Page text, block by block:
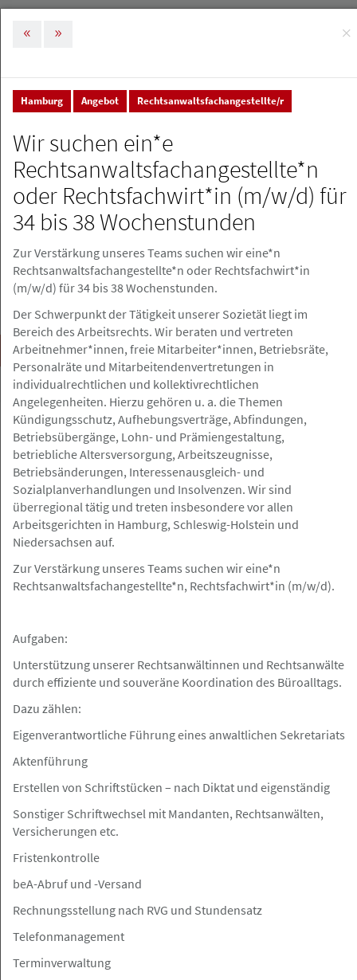
Stellenmarkt & Anzeigen Stellenanzeigen
Stellenanzeigen
Stellenanzeige erstellen
Suchen
bundesweit Gesuch
07.08.2026
Juristische Fallbearbeitung/Zuarbeit
für Rechtsanwälte
07.08.2026
außergerichtliche Schadenregulierung
im Bereich Sachversicherung /
Regressbearbeitung
Rechtsanwälte Johannsen PartG mbB
Verkehrsrecht
Rechtsanwälte Johannsen PartG mbB
×
Hamburg Angebot Rechtsanwaltsfachangestellte/r
Wir suchen ein*e
Rechtsanwaltsfachangestellte*n
oder Rechtsfachwirt*in (m/w/d) für
34 bis 38 Wochenstunden
Zur Verstärkung unseres Teams suchen wir eine*n
Rechtsanwaltsfachangestellte*n oder Rechtsfachwirt*in
(m/w/d) für 34 bis 38 Wochenstunden.
Der Schwerpunkt der Tätigkeit unserer Sozietät liegt im
Bereich des Arbeitsrechts. Wir beraten und vertreten
Arbeitnehmer*innen, freie Mitarbeiter*innen, Betriebsräte,
Personalräte und Mitarbeitendenvertretungen in
individualrechtlichen und kollektivrechtlichen
Angelegenheiten. Hierzu gehören u. a. die Themen
Kündigungsschutz, Aufhebungsverträge, Abfindungen,
Betriebsübergänge, Lohn- und Prämiengestaltung,
betriebliche Altersversorgung, Arbeitszeugnisse,
Betriebsänderungen, Interessenausgleich- und
Sozialplanverhandlungen und Insolvenzen. Wir sind
überregional tätig und treten insbesondere vor allen
Arbeitsgerichten in Hamburg, Schleswig-Holstein und
Niedersachsen auf.
Zur Verstärkung unseres Teams suchen wir eine*n
Rechtsanwaltsfachangestellte*n, Rechtsfachwirt*in (m/w/d).
Aufgaben:
Unterstützung unserer Rechtsanwältinnen und Rechtsanwälte
durch effiziente und souveräne Koordination des Büroalltags.
Dazu zählen:
Eigenverantwortliche Führung eines anwaltlichen Sekretariats
Aktenführung
Erstellen von Schriftstücken – nach Diktat und eigenständig
Sonstiger Schriftwechsel mit Mandanten, Rechtsanwälten,
Versicherungen etc.
Fristenkontrolle
beA-Abruf und -Versand
Rechnungsstellung nach RVG und Stundensatz
Telefonmanagement
Terminverwaltung